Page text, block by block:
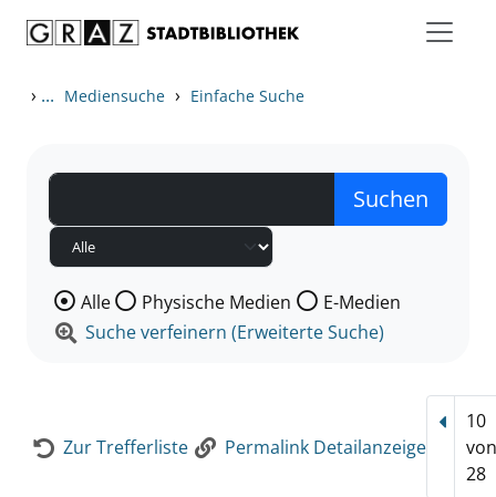
› ... Mediensuche › Einfache Suche
Wählen Sie die Medienart nach der Sie suchen wollen.
Alle Physische Medien
E-Medien
Suche verfeinern (Erweiterte Suche)
Zur Trefferliste Permalink Detailanzeige
10
von
28